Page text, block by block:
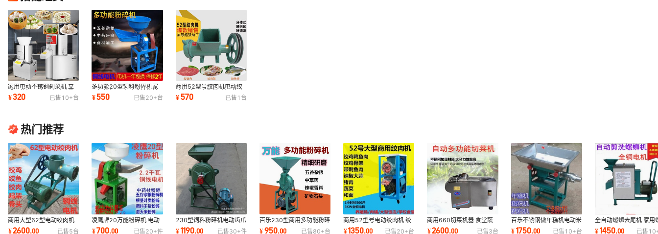
家用电动不锈钢刹菜机 立
式切菜机子 商用自动碎菜
器 绞菜馅机器
¥320 已售 10+台
多功能20型饲料粉碎机家
用打粉机器 电动香料药材
五谷杂粮磨粉机
¥550 已售20+台
商用52型号绞肉机电动绞
鸡架 家用食物粉碎机 养殖
场喂养厨房设备
¥570 已售 1 台
热门推荐
商用大型62型电动绞肉机
绞碎大骨头鱼类 绞碎鸡骨
架 辣椒粉碎机
¥2600.00 已售5台
凌鹰牌20万能粉碎机 电动
五谷杂粮中药打粉机 齿爪
式磨粉机药材机
¥700.00 已售20+件
230型饲料粉碎机电动齿爪
式五谷杂粮 食物药材磨粉
机打粉机干磨
¥1190.00 已售30+件
百乐230型商用多功能粉碎
机 家用五谷杂粮磨粉机 连
续型食物打粉
¥950.00 已售80+台
商用52型号电动绞肉机 绞
鸡架辣椒 食物碎骨头饲料
机 养殖场喂养
¥1350.00 已售20+台
商用660切菜机器 食堂蔬
菜切丁切丝机 自动切笋干
机 电动年糕切片
¥2600.00 已售3台
百乐不锈钢做年糕机电动米
果机 饵块机做米线机器 家
用糯米糍粑机
¥1750.00 已售 10+台
全自动螺蛳去尾机 家用
丝剪尾机 电动剪螺蛳机
商用切田螺机
¥1450.00 已售